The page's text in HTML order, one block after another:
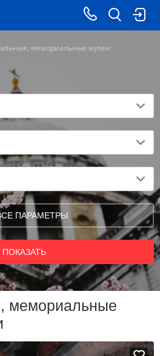
мемориальные музеи
ПАРАМЕТРЫ
ПОКАЗАТЬ
мемориальные